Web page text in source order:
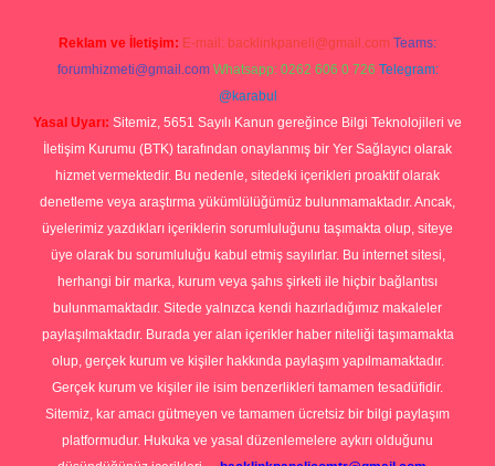
Reklam ve İletişim: E-mail: backlinkpaneli@gmail.com Teams:
forumhizmeti@gmail.com Whatsapp: 0262 606 0 726 Telegram:
@karabul
Yasal Uyarı: Sitemiz, 5651 Sayılı Kanun gereğince Bilgi Teknolojileri ve
İletişim Kurumu (BTK) tarafından onaylanmış bir Yer Sağlayıcı olarak
hizmet vermektedir. Bu nedenle, sitedeki içerikleri proaktif olarak
denetleme veya araştırma yükümlülüğümüz bulunmamaktadır. Ancak,
üyelerimiz yazdıkları içeriklerin sorumluluğunu taşımakta olup, siteye
üye olarak bu sorumluluğu kabul etmiş sayılırlar. Bu internet sitesi,
herhangi bir marka, kurum veya şahıs şirketi ile hiçbir bağlantısı
bulunmamaktadır. Sitede yalnızca kendi hazırladığımız makaleler
paylaşılmaktadır. Burada yer alan içerikler haber niteliği taşımamakta
olup, gerçek kurum ve kişiler hakkında paylaşım yapılmamaktadır.
Gerçek kurum ve kişiler ile isim benzerlikleri tamamen tesadüfidir.
Sitemiz, kar amacı gütmeyen ve tamamen ücretsiz bir bilgi paylaşım
platformudur. Hukuka ve yasal düzenlemelere aykırı olduğunu